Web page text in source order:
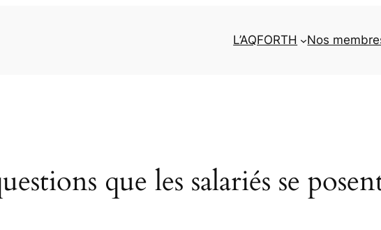
L’AQFORTH Nos
que les salariés se